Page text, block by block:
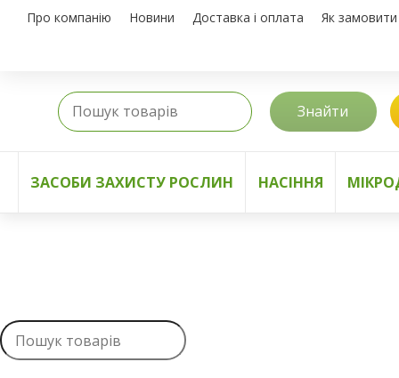
Про компанію Новини Доставка і оплата Як замовити
Знайти
ЗАСОБИ ЗАХИСТУ РОСЛИН НАСІННЯ